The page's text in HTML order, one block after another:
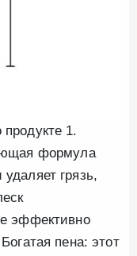
1.
формула
грязь,
эффективно
пена: этот